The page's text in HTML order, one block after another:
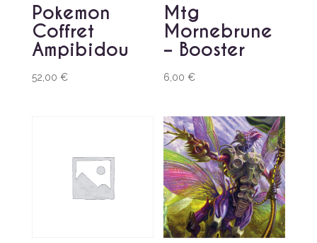
Pokemon
Coffret
Ampibidou
52,00 €
Mtg
Mornebrune
– Booster
6,00€